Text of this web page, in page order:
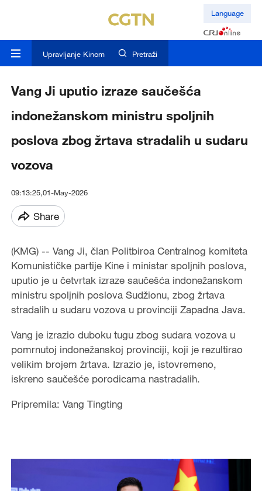
Language
Upravljanje Kinom Pretraži
Vang Ji uputio izraze saučešća
indonežanskom ministru spoljnih
poslova zbog žrtava stradalih u sudaru
vozova
09:13:25,01-May-2026
Share
(KMG) -- Vang Ji, član Politbiroa Centralnog komiteta
Komunističke partije Kine i ministar spoljnih poslova,
uputio je u četvrtak izraze saučešća indonežanskom
ministru spoljnih poslova Sudžionu, zbog žrtava
stradalih u sudaru vozova u provinciji Zapadna Java.
Vang je izrazio duboku tugu zbog sudara vozova u
pomrnutoj indonežanskoj provinciji, koji je rezultirao
velikim brojem žrtava. Izrazio je, istovremeno,
iskreno saučešće porodicama nastradalih.
Pripremila: Vang Tingting